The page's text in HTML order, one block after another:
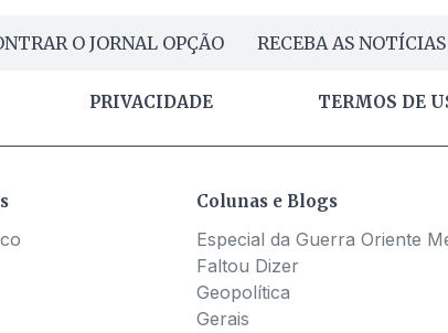
O JORNAL OPÇÃO RECEBA AS
PRIVACIDADE TERMOS DE
Colunas e Blogs
Especial da Guerra Oriente
Faltou Dizer
Geopolítica
Gerais